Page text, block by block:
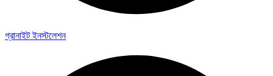
গ্রানাইট ইনস্টলেশন